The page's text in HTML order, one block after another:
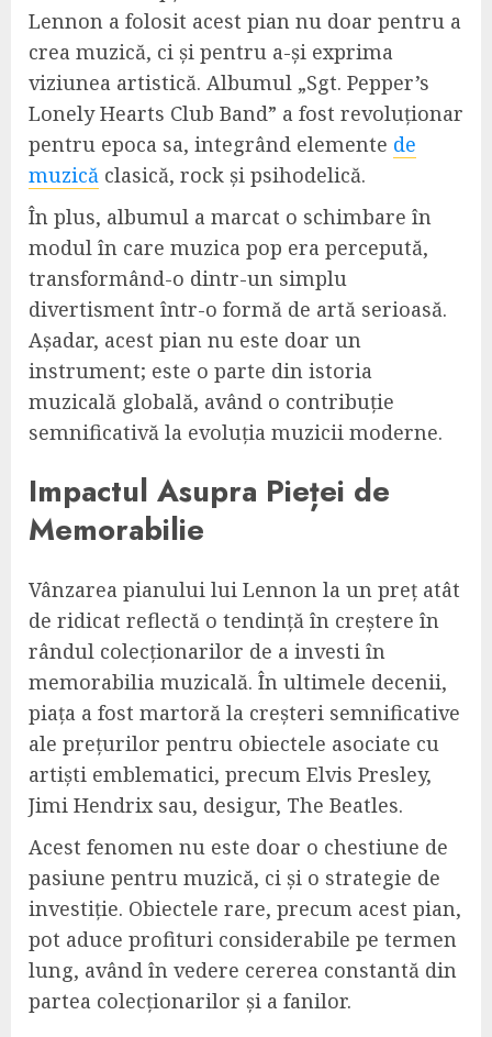
Lennon a folosit acest pian nu doar pentru a
crea muzică, ci și pentru a-și exprima
viziunea artistică. Albumul „Sgt. Pepper’s
Lonely Hearts Club Band” a fost revoluționar
pentru epoca sa, integrând elemente de
muzică clasică, rock și psihodelică.
În plus, albumul a marcat o schimbare în
modul în care muzica pop era percepută,
transformând-o dintr-un simplu
divertisment într-o formă de artă serioasă.
Așadar, acest pian nu este doar un
instrument; este o parte din istoria
muzicală globală, având o contribuție
semnificativă la evoluția muzicii moderne.
Impactul Asupra Pieței de
Memorabilie
Vânzarea pianului lui Lennon la un preț atât
de ridicat reflectă o tendință în creștere în
rândul colecționarilor de a investi în
memorabilia muzicală. În ultimele decenii,
piața a fost martoră la creșteri semnificative
ale prețurilor pentru obiectele asociate cu
artiști emblematici, precum Elvis Presley,
Jimi Hendrix sau, desigur, The Beatles.
Acest fenomen nu este doar o chestiune de
pasiune pentru muzică, ci și o strategie de
investiție. Obiectele rare, precum acest pian,
pot aduce profituri considerabile pe termen
lung, având în vedere cererea constantă din
partea colecționarilor și a fanilor.